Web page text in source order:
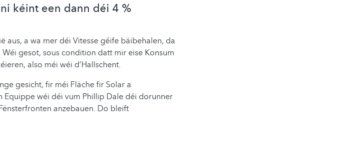
kéint een dann déi 4 %
aus, a wa mer déi Vitesse géife bäibehalen, da
Wéi gesot, sous condition datt mir eise Konsum
also méi wéi d‘Hallschent.
gesicht, fir méi Fläche fir Solar a
Equippe wéi déi vum Phillip Dale déi dorunner
anzebauen. Do bleift